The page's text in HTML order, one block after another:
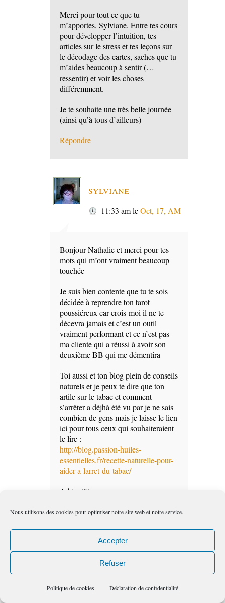
Nous utilisons des cookies pour optimiser notre site web et notre service.
Accepter
Refuser
Politique de cookies Déclaration de confidentialité
Merci pour tout ce que tu
m’apportes, Sylviane. Entre tes cours
pour développer l’intuition, tes
articles sur le stress et tes leçons sur
le décodage des cartes, saches que tu
m’aides beaucoup à sentir (…
ressentir) et voir les choses
différemment.
Je te souhaite une très belle journée
(ainsi qu’à tous d’ailleurs)
Répondre
sylviane
11:33 amleOct, 17, AM
Bonjour Nathalie et merci pour tes
mots qui m’ont vraiment beaucoup
touchée
Je suis bien contente que tu te sois
décidée à reprendre ton tarot
poussiéreux car crois-moi il ne te
décevra jamais et c’est un outil
vraiment performant et ce n’est pas
ma cliente qui a réussi à avoir son
deuxième BB qui me démentira
Toi aussi et ton blog plein de conseils
naturels et je peux te dire que ton
artile sur le tabac et comment
s’arrêter a déjhà été vu par je ne sais
combien de gens mais je laisse le lien
ici pour tous ceux qui souhaiteraient
le lire :
http://blog.passion-huiles-
essentielles.fr/recette-naturelle-pour-
aider-a-larret-du-tabac/
A bientôt
Répondre
Voyance en ligne